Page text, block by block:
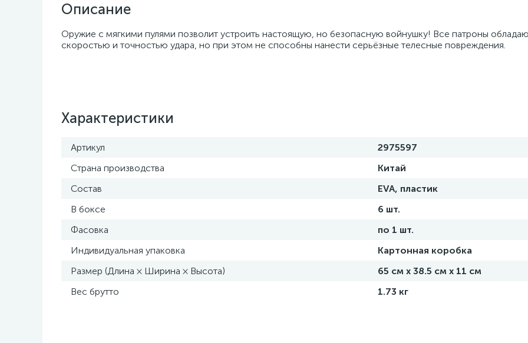
Описание
Оружие с мягкими пулями позволит устроить настоящую, но безопасную войнушку! Все патроны
скоростью и точностью удара, но при этом не способны нанести серьёзные телесные повреждения.
Характеристики
Артикул
2975597
Страна производства
Китай
Состав
EVA, пластик
В боксе
6 шт.
Фасовка
по 1 шт.
Индивидуальная упаковка
Картонная коробка
Размер (Длина × Ширина × Высота)
65 см х 38.5 см х 11 см
Вес брутто
1.73 кг